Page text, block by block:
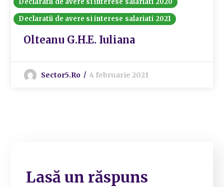
Declaratii de avere si interese salariati 2021
Olteanu G.H.E. Iuliana
Sector5.ro 4 februarie 2021
Lasă un răspuns